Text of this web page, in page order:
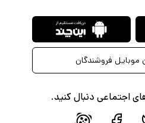
موبایل فروشندگان
اجتماعی دنبال کنید.